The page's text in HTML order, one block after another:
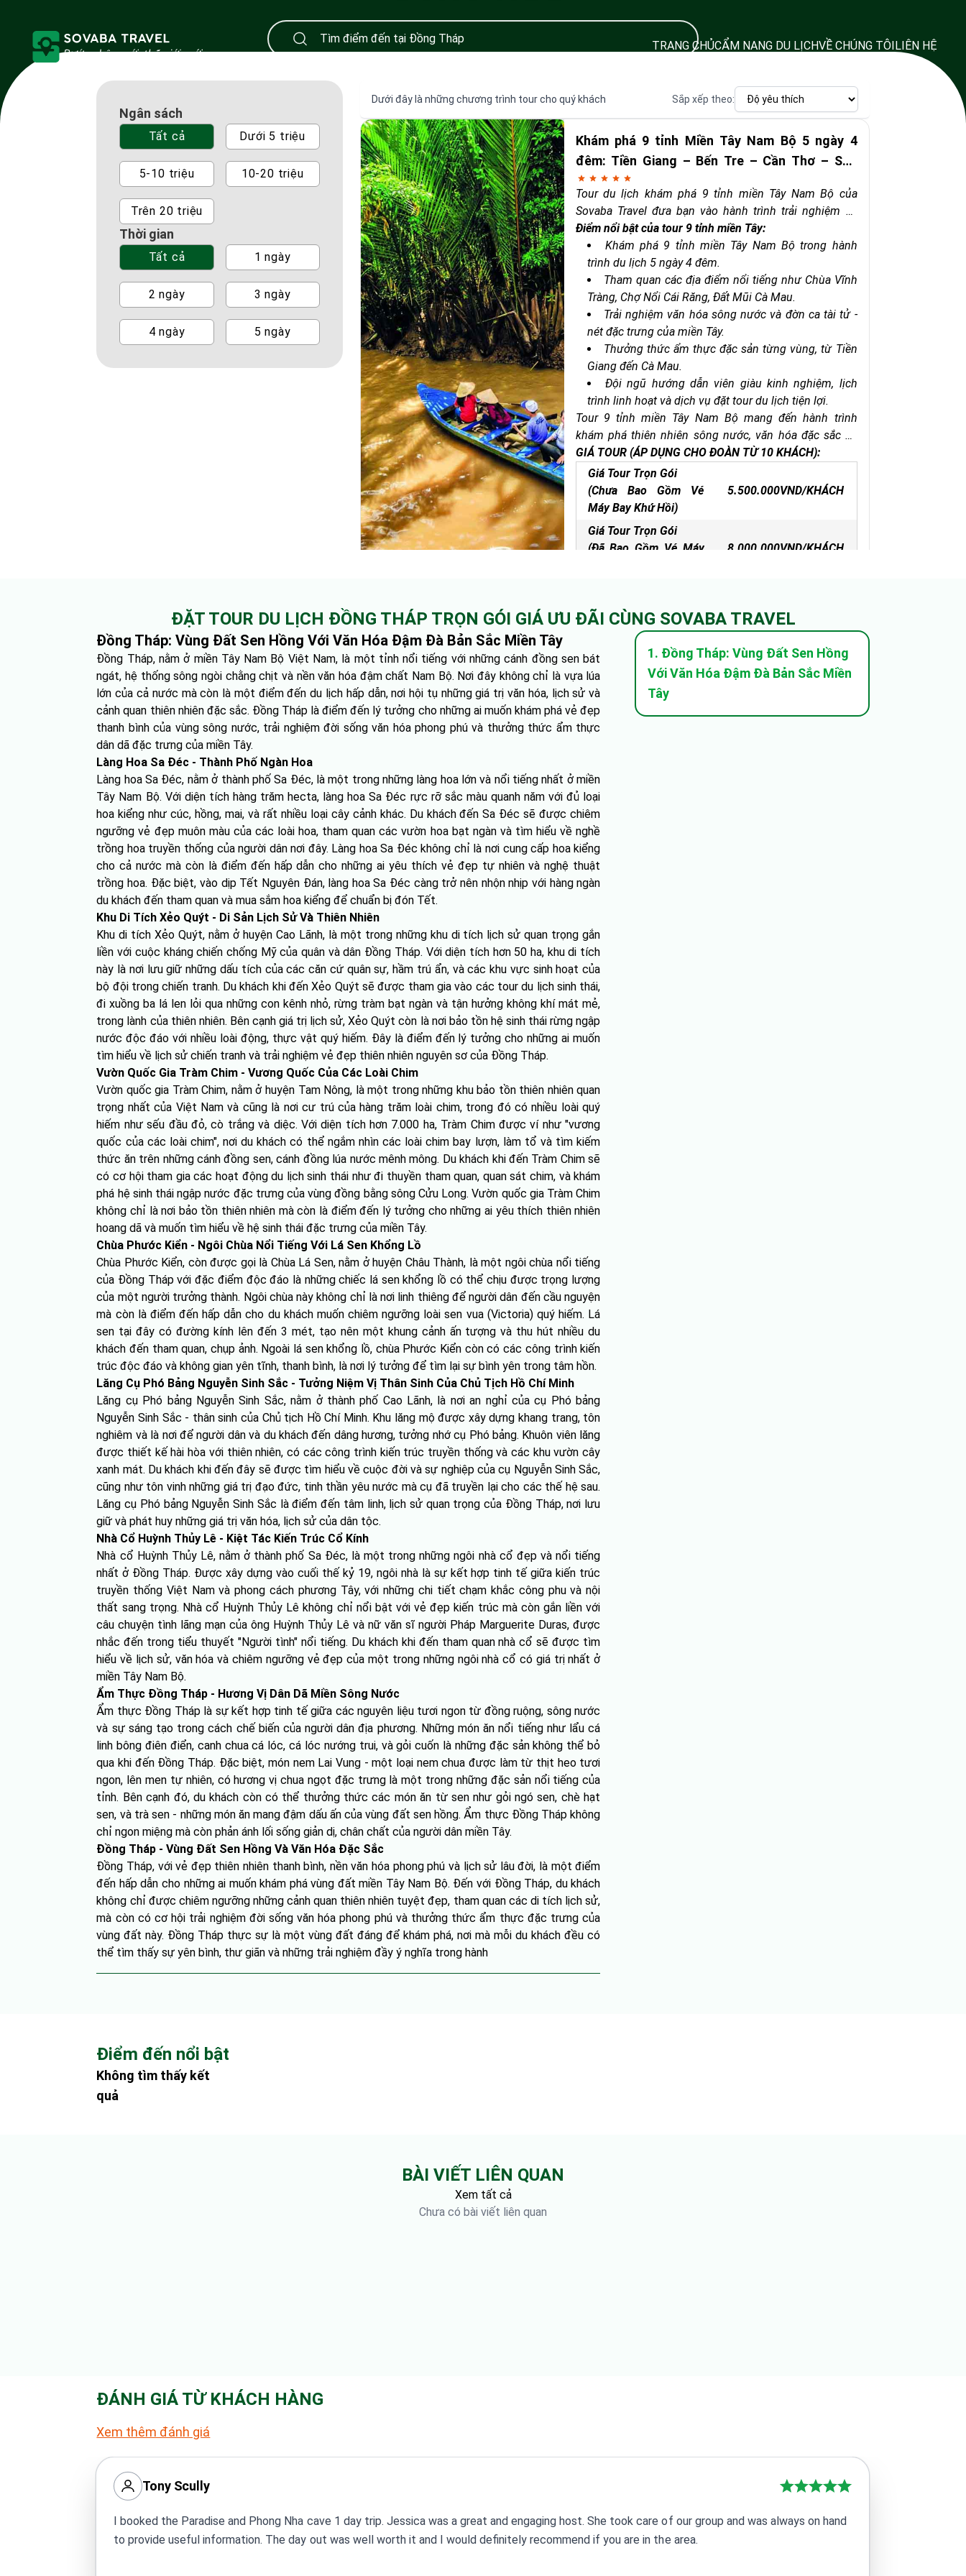
TRANG CHỦCẨM NANG DU LỊCHVỀ CHÚNG TÔILIÊN HỆ
Ngân sách
Tất cả Dưới 5 triệu
5-10 triệu 10-20 triệu
Trên 20 triệu
Thời gian
Tất cả 1 ngày
2 ngày 3 ngày
4 ngày 5 ngày
Dưới đây là những chương trình tour cho quý khách Sắp xếp theo:
Khám phá 9 tỉnh Miền Tây Nam Bộ 5 ngày 4
đêm: Tiền Giang – Bến Tre – Cần Thơ – Sóc
Trăng – Bạc Liêu – Cà Mau – Kiên Giang – Long
Xuyên – Đồng Tháp (Bao gồm vé máy bay khứ
hồi)
Tour du lịch khám phá 9 tỉnh miền Tây Nam Bộ của
Sovaba Travel đưa bạn vào hành trình trải nghiệm vẻ
đẹp quyến rũ và đa dạng của miền Tây trong 5 ngày 4
đêm. Hành trình du lịch này đưa du khách đến những
địa danh nổi bật như Chùa Vĩnh Tràng, Chợ Nổi Cái
Răng, Đất Mũi Cà Mau, và Cồn Lân, giúp bạn tận hưởng
thiên nhiên tươi đẹp, văn hóa phong phú và ẩm thực
đặc sắc của miền Tây Nam Bộ.
Điểm nổi bật của tour 9 tỉnh miền Tây:
Khám phá 9 tỉnh miền Tây Nam Bộ trong hành
trình du lịch 5 ngày 4 đêm.
Tham quan các địa điểm nổi tiếng như Chùa Vĩnh
Tràng, Chợ Nổi Cái Răng, Đất Mũi Cà Mau.
Trải nghiệm văn hóa sông nước và đờn ca tài tử -
nét đặc trưng của miền Tây.
Thưởng thức ẩm thực đặc sản từng vùng, từ Tiền
Giang đến Cà Mau.
Đội ngũ hướng dẫn viên giàu kinh nghiệm, lịch
trình linh hoạt và dịch vụ đặt tour du lịch tiện lợi.
Tour 9 tỉnh miền Tây Nam Bộ mang đến hành trình
khám phá thiên nhiên sông nước, văn hóa đặc sắc và
các địa danh nổi tiếng. Đặt ngay để nhận ưu đãi giảm
đến 1 Triệu Đồng!
GIÁ TOUR (ÁP DỤNG CHO ĐOÀN TỪ 10 KHÁCH):
Giá Tour Trọn Gói
(Chưa Bao Gồm Vé
Máy Bay Khứ Hồi)
5.500.000VND/KHÁCH
Giá Tour Trọn Gói
(Đã Bao Gồm Vé Máy
8.000.000VND/KHÁCH
Đồng Tháp
Tiền Giang
5 Ngày 4 Đêm 5.500.000 ₫
ĐẶT TOUR DU LỊCH ĐỒNG THÁP TRỌN GÓI GIÁ ƯU ĐÃI CÙNG SOVABA TRAVEL
1. Đồng Tháp: Vùng Đất Sen Hồng
Với Văn Hóa Đậm Đà Bản Sắc Miền
Tây
Đồng Tháp: Vùng Đất Sen Hồng Với Văn Hóa Đậm Đà Bản Sắc Miền Tây
Đồng Tháp, nằm ở miền Tây Nam Bộ Việt Nam, là một tỉnh nổi tiếng với những cánh đồng sen bát
ngát, hệ thống sông ngòi chằng chịt và nền văn hóa đậm chất Nam Bộ. Nơi đây không chỉ là vựa lúa
lớn của cả nước mà còn là một điểm đến du lịch hấp dẫn, nơi hội tụ những giá trị văn hóa, lịch sử và
cảnh quan thiên nhiên đặc sắc. Đồng Tháp là điểm đến lý tưởng cho những ai muốn khám phá vẻ đẹp
thanh bình của vùng sông nước, trải nghiệm đời sống văn hóa phong phú và thưởng thức ẩm thực
dân dã đặc trưng của miền Tây.
Làng Hoa Sa Đéc - Thành Phố Ngàn Hoa
Làng hoa Sa Đéc, nằm ở thành phố Sa Đéc, là một trong những làng hoa lớn và nổi tiếng nhất ở miền
Tây Nam Bộ. Với diện tích hàng trăm hecta, làng hoa Sa Đéc rực rỡ sắc màu quanh năm với đủ loại
hoa kiểng như cúc, hồng, mai, và rất nhiều loại cây cảnh khác. Du khách đến Sa Đéc sẽ được chiêm
ngưỡng vẻ đẹp muôn màu của các loài hoa, tham quan các vườn hoa bạt ngàn và tìm hiểu về nghề
trồng hoa truyền thống của người dân nơi đây. Làng hoa Sa Đéc không chỉ là nơi cung cấp hoa kiểng
cho cả nước mà còn là điểm đến hấp dẫn cho những ai yêu thích vẻ đẹp tự nhiên và nghệ thuật
trồng hoa. Đặc biệt, vào dịp Tết Nguyên Đán, làng hoa Sa Đéc càng trở nên nhộn nhịp với hàng ngàn
du khách đến tham quan và mua sắm hoa kiểng để chuẩn bị đón Tết.
Khu Di Tích Xẻo Quýt - Di Sản Lịch Sử Và Thiên Nhiên
Khu di tích Xẻo Quýt, nằm ở huyện Cao Lãnh, là một trong những khu di tích lịch sử quan trọng gắn
liền với cuộc kháng chiến chống Mỹ của quân và dân Đồng Tháp. Với diện tích hơn 50 ha, khu di tích
này là nơi lưu giữ những dấu tích của các căn cứ quân sự, hầm trú ẩn, và các khu vực sinh hoạt của
bộ đội trong chiến tranh. Du khách khi đến Xẻo Quýt sẽ được tham gia vào các tour du lịch sinh thái,
đi xuồng ba lá len lỏi qua những con kênh nhỏ, rừng tràm bạt ngàn và tận hưởng không khí mát mẻ,
trong lành của thiên nhiên. Bên cạnh giá trị lịch sử, Xẻo Quýt còn là nơi bảo tồn hệ sinh thái rừng ngập
nước độc đáo với nhiều loài động, thực vật quý hiếm. Đây là điểm đến lý tưởng cho những ai muốn
tìm hiểu về lịch sử chiến tranh và trải nghiệm vẻ đẹp thiên nhiên nguyên sơ của Đồng Tháp.
Vườn Quốc Gia Tràm Chim - Vương Quốc Của Các Loài Chim
Vườn quốc gia Tràm Chim, nằm ở huyện Tam Nông, là một trong những khu bảo tồn thiên nhiên quan
trọng nhất của Việt Nam và cũng là nơi cư trú của hàng trăm loài chim, trong đó có nhiều loài quý
hiếm như sếu đầu đỏ, cò trắng và diệc. Với diện tích hơn 7.000 ha, Tràm Chim được ví như "vương
quốc của các loài chim", nơi du khách có thể ngắm nhìn các loài chim bay lượn, làm tổ và tìm kiếm
thức ăn trên những cánh đồng sen, cánh đồng lúa nước mênh mông. Du khách khi đến Tràm Chim sẽ
có cơ hội tham gia các hoạt động du lịch sinh thái như đi thuyền tham quan, quan sát chim, và khám
phá hệ sinh thái ngập nước đặc trưng của vùng đồng bằng sông Cửu Long. Vườn quốc gia Tràm Chim
không chỉ là nơi bảo tồn thiên nhiên mà còn là điểm đến lý tưởng cho những ai yêu thích thiên nhiên
hoang dã và muốn tìm hiểu về hệ sinh thái đặc trưng của miền Tây.
Chùa Phước Kiển - Ngôi Chùa Nổi Tiếng Với Lá Sen Khổng Lồ
Chùa Phước Kiển, còn được gọi là Chùa Lá Sen, nằm ở huyện Châu Thành, là một ngôi chùa nổi tiếng
của Đồng Tháp với đặc điểm độc đáo là những chiếc lá sen khổng lồ có thể chịu được trọng lượng
của một người trưởng thành. Ngôi chùa này không chỉ là nơi linh thiêng để người dân đến cầu nguyện
mà còn là điểm đến hấp dẫn cho du khách muốn chiêm ngưỡng loài sen vua (Victoria) quý hiếm. Lá
sen tại đây có đường kính lên đến 3 mét, tạo nên một khung cảnh ấn tượng và thu hút nhiều du
khách đến tham quan, chụp ảnh. Ngoài lá sen khổng lồ, chùa Phước Kiển còn có các công trình kiến
trúc độc đáo và không gian yên tĩnh, thanh bình, là nơi lý tưởng để tìm lại sự bình yên trong tâm hồn.
Lăng Cụ Phó Bảng Nguyễn Sinh Sắc - Tưởng Niệm Vị Thân Sinh Của Chủ Tịch Hồ Chí Minh
Lăng cụ Phó bảng Nguyễn Sinh Sắc, nằm ở thành phố Cao Lãnh, là nơi an nghỉ của cụ Phó bảng
Nguyễn Sinh Sắc - thân sinh của Chủ tịch Hồ Chí Minh. Khu lăng mộ được xây dựng khang trang, tôn
nghiêm và là nơi để người dân và du khách đến dâng hương, tưởng nhớ cụ Phó bảng. Khuôn viên lăng
được thiết kế hài hòa với thiên nhiên, có các công trình kiến trúc truyền thống và các khu vườn cây
xanh mát. Du khách khi đến đây sẽ được tìm hiểu về cuộc đời và sự nghiệp của cụ Nguyễn Sinh Sắc,
cũng như tôn vinh những giá trị đạo đức, tinh thần yêu nước mà cụ đã truyền lại cho các thế hệ sau.
Lăng cụ Phó bảng Nguyễn Sinh Sắc là điểm đến tâm linh, lịch sử quan trọng của Đồng Tháp, nơi lưu
giữ và phát huy những giá trị văn hóa, lịch sử của dân tộc.
Nhà Cổ Huỳnh Thủy Lê - Kiệt Tác Kiến Trúc Cổ Kính
Nhà cổ Huỳnh Thủy Lê, nằm ở thành phố Sa Đéc, là một trong những ngôi nhà cổ đẹp và nổi tiếng
nhất ở Đồng Tháp. Được xây dựng vào cuối thế kỷ 19, ngôi nhà là sự kết hợp tinh tế giữa kiến trúc
truyền thống Việt Nam và phong cách phương Tây, với những chi tiết chạm khắc công phu và nội
thất sang trọng. Nhà cổ Huỳnh Thủy Lê không chỉ nổi bật với vẻ đẹp kiến trúc mà còn gắn liền với
câu chuyện tình lãng mạn của ông Huỳnh Thủy Lê và nữ văn sĩ người Pháp Marguerite Duras, được
nhắc đến trong tiểu thuyết "Người tình" nổi tiếng. Du khách khi đến tham quan nhà cổ sẽ được tìm
hiểu về lịch sử, văn hóa và chiêm ngưỡng vẻ đẹp của một trong những ngôi nhà cổ có giá trị nhất ở
miền Tây Nam Bộ.
Ẩm Thực Đồng Tháp - Hương Vị Dân Dã Miền Sông Nước
Ẩm thực Đồng Tháp là sự kết hợp tinh tế giữa các nguyên liệu tươi ngon từ đồng ruộng, sông nước
và sự sáng tạo trong cách chế biến của người dân địa phương. Những món ăn nổi tiếng như lẩu cá
linh bông điên điển, canh chua cá lóc, cá lóc nướng trui, và gỏi cuốn là những đặc sản không thể bỏ
qua khi đến Đồng Tháp. Đặc biệt, món nem Lai Vung - một loại nem chua được làm từ thịt heo tươi
ngon, lên men tự nhiên, có hương vị chua ngọt đặc trưng là một trong những đặc sản nổi tiếng của
tỉnh. Bên cạnh đó, du khách còn có thể thưởng thức các món ăn từ sen như gỏi ngó sen, chè hạt
sen, và trà sen - những món ăn mang đậm dấu ấn của vùng đất sen hồng. Ẩm thực Đồng Tháp không
chỉ ngon miệng mà còn phản ánh lối sống giản dị, chân chất của người dân miền Tây.
Đồng Tháp - Vùng Đất Sen Hồng Và Văn Hóa Đặc Sắc
Đồng Tháp, với vẻ đẹp thiên nhiên thanh bình, nền văn hóa phong phú và lịch sử lâu đời, là một điểm
đến hấp dẫn cho những ai muốn khám phá vùng đất miền Tây Nam Bộ. Đến với Đồng Tháp, du khách
không chỉ được chiêm ngưỡng những cảnh quan thiên nhiên tuyệt đẹp, tham quan các di tích lịch sử,
mà còn có cơ hội trải nghiệm đời sống văn hóa phong phú và thưởng thức ẩm thực đặc trưng của
vùng đất này. Đồng Tháp thực sự là một vùng đất đáng để khám phá, nơi mà mỗi du khách đều có
thể tìm thấy sự yên bình, thư giãn và những trải nghiệm đầy ý nghĩa trong hành
Điểm đến nổi bật
Không tìm thấy kết
quả
BÀI VIẾT LIÊN QUAN
Xem tất cả
Chưa có bài viết liên quan
ĐÁNH GIÁ TỪ KHÁCH HÀNG
Xem thêm đánh giá
Tony Scully
I booked the Paradise and Phong Nha cave 1 day trip. Jessica was a great and engaging host. She took care of our group and was always on hand
to provide useful information. The day out was well worth it and I would definitely recommend if you are in the area.